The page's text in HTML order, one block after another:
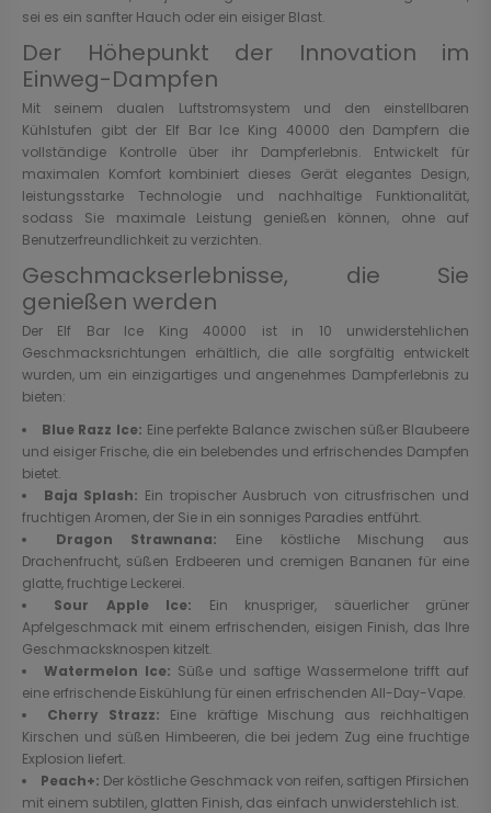
sei es ein sanfter Hauch oder ein eisiger Blast.
Der Höhepunkt der Innovation im
Einweg-Dampfen
Mit seinem dualen Luftstromsystem und den einstellbaren
Kühlstufen gibt der Elf Bar Ice King 40000 den Dampfern die
vollständige Kontrolle über ihr Dampferlebnis. Entwickelt für
maximalen Komfort kombiniert dieses Gerät elegantes Design,
leistungsstarke Technologie und nachhaltige Funktionalität,
sodass Sie maximale Leistung genießen können, ohne auf
Benutzerfreundlichkeit zu verzichten.
Geschmackserlebnisse, die Sie
genießen werden
Der Elf Bar Ice King 40000 ist in 10 unwiderstehlichen
Geschmacksrichtungen erhältlich, die alle sorgfältig entwickelt
wurden, um ein einzigartiges und angenehmes Dampferlebnis zu
bieten:
Blue Razz Ice: Eine perfekte Balance zwischen süßer Blaubeere
und eisiger Frische, die ein belebendes und erfrischendes Dampfen
bietet.
Baja Splash: Ein tropischer Ausbruch von citrusfrischen und
fruchtigen Aromen, der Sie in ein sonniges Paradies entführt.
Dragon Strawnana: Eine köstliche Mischung aus
Drachenfrucht, süßen Erdbeeren und cremigen Bananen für eine
glatte, fruchtige Leckerei.
Sour Apple Ice: Ein knuspriger, säuerlicher grüner
Apfelgeschmack mit einem erfrischenden, eisigen Finish, das Ihre
Geschmacksknospen kitzelt.
Watermelon Ice: Süße und saftige Wassermelone trifft auf
eine erfrischende Eiskühlung für einen erfrischenden All-Day-Vape.
Cherry Strazz: Eine kräftige Mischung aus reichhaltigen
Kirschen und süßen Himbeeren, die bei jedem Zug eine fruchtige
Explosion liefert.
Peach+: Der köstliche Geschmack von reifen, saftigen Pfirsichen
mit einem subtilen, glatten Finish, das einfach unwiderstehlich ist.